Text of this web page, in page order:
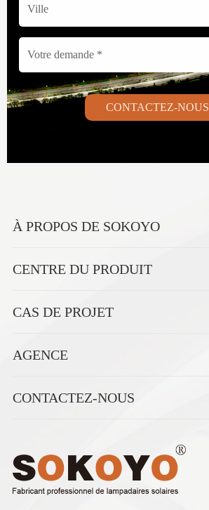
CONTACTEZ-NOUS
À PROPOS DE SOKOYO
CENTRE DU PRODUIT
CAS DE PROJET
AGENCE
CONTACTEZ-NOUS